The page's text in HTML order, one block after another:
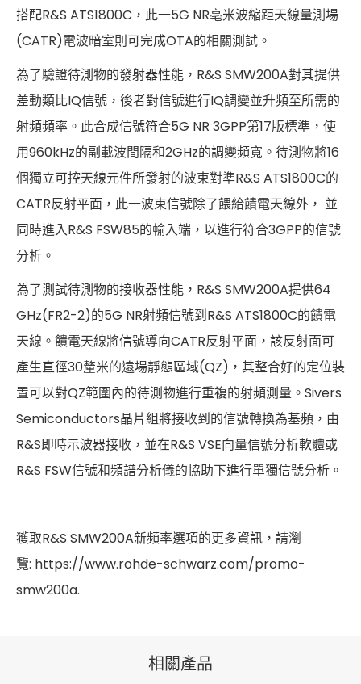
搭配R&S ATS1800C，此一5G NR亳米波縮距天線量測場
(CATR)電波暗室則可完成OTA的相關測試。
為了驗證待測物的發射器性能，R&S SMW200A對其提供
差動類比IQ信號，後者對信號進行IQ調變並升頻至所需的
射頻頻率。此合成信號符合5G NR 3GPP第17版標準，使
用960kHz的副載波間隔和2GHz的調變頻寬。待測物將16
個獨立可控天線元件所發射的波束對準R&S ATS1800C的
CATR反射平面，此一波束信號除了餵給饋電天線外， 並
同時進入R&S FSW85的輸入端，以進行符合3GPP的信號
分析。
為了測試待測物的接收器性能，R&S SMW200A提供64
GHz(FR2-2)的5G NR射頻信號到R&S ATS1800C的饋電
天線。饋電天線將信號導向CATR反射平面，該反射面可
產生直徑30釐米的遠場靜態區域(QZ)，其整合好的定位裝
置可以對QZ範圍內的待測物進行重複的射頻測量。Sivers
Semiconductors晶片組將接收到的信號轉換為基頻，由
R&S即時示波器接收，並在R&S VSE向量信號分析軟體或
R&S FSW信號和頻譜分析儀的協助下進行單獨信號分析。
獲取R&S SMW200A新頻率選項的更多資訊，請瀏
覽: https://www.rohde-schwarz.com/promo-
smw200a.
相關產品